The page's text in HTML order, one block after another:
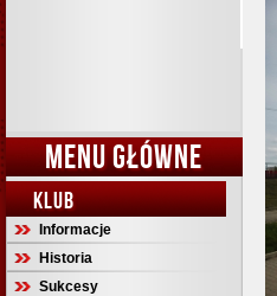
MENU GŁÓWNE
KLUB
Informacje
Historia
Sukcesy